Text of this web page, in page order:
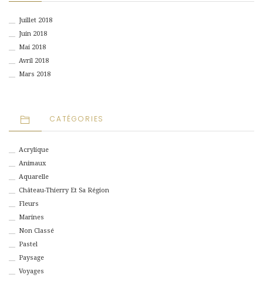
Juillet 2018
Juin 2018
Mai 2018
Avril 2018
Mars 2018
CATÉGORIES
Acrylique
Animaux
Aquarelle
Château-Thierry Et Sa Région
Fleurs
Marines
Non Classé
Pastel
Paysage
Voyages